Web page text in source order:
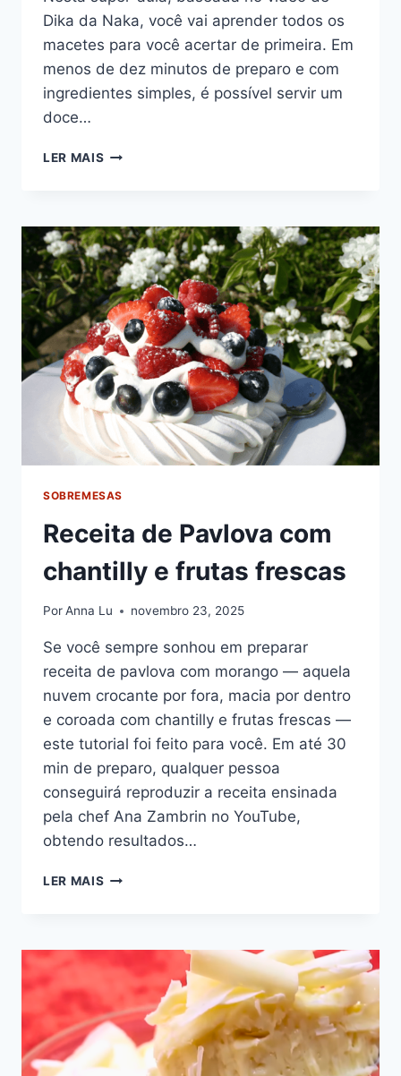
Dika da Naka, você vai aprender todos os
macetes para você acertar de primeira. Em
menos de dez minutos de preparo e com
ingredientes simples, é possível servir um
doce…
LER MAIS PETIT
SOBREMESAS
Receita de Pavlova com
chantilly e frutas frescas
PorAnna Lu novembro 23, 2025
Se você sempre sonhou em preparar
receita de pavlova com morango — aquela
nuvem crocante por fora, macia por dentro
e coroada com chantilly e frutas frescas —
este tutorial foi feito para você. Em até 30
min de preparo, qualquer pessoa
conseguirá reproduzir a receita ensinada
pela chef Ana Zambrin no YouTube,
obtendo resultados…
LER MAIS RECEITA
CHANTILLY
E
FRUTAS
FRESCAS